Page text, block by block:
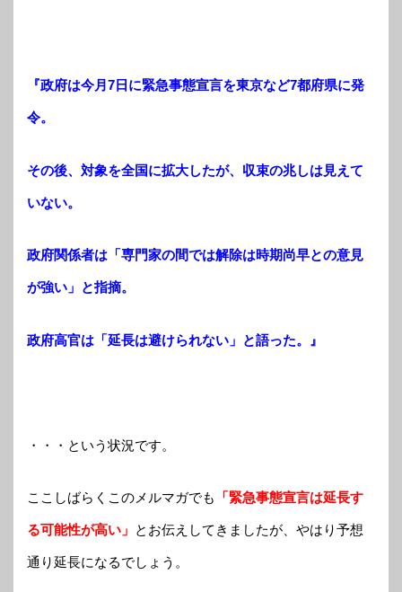
『政府は今月7日に緊急事態宣言を東京など7都府県に発
令。
その後、対象を全国に拡大したが、収束の兆しは見えて
いない。
政府関係者は「専門家の間では解除は時期尚早との意見
が強い」と指摘。
政府高官は「延長は避けられない」と語った。』
・・・という状況です。
ここしばらくこのメルマガでも 「緊急事態宣言は延長す
る可能性が高い」 とお伝えしてきましたが、やはり予想
通り延長になるでしょう。